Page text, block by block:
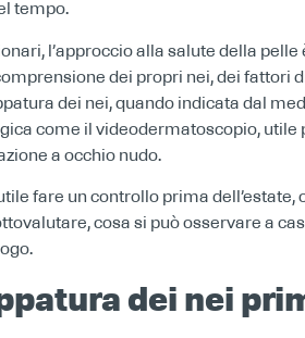
tempo.
l’approccio alla salute della
dei propri nei, dei fattori
dei nei, quando indicata dal
come il videodermatoscopio, utile
a occhio nudo.
fare un controllo prima dell’estate,
cosa si può osservare a
dei nei